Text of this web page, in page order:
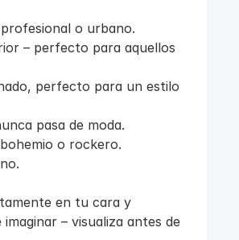
o urbano.
– perfecto para aquellos
perfecto para un estilo
pasa de moda.
o rockero.
en tu cara y
– visualiza antes de